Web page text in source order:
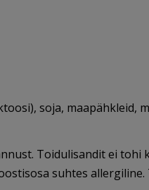
soja, maapähkleid,
Toidulisandit ei
suhtes